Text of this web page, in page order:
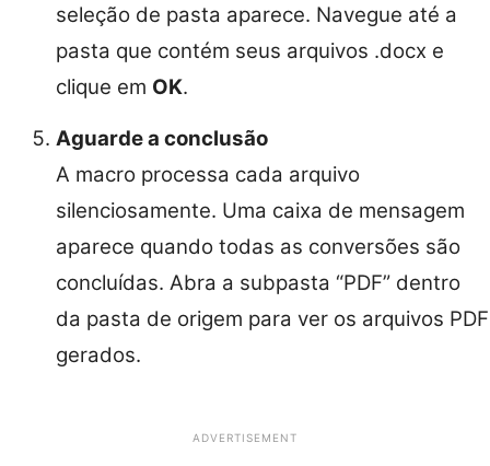
seleção de pasta aparece. Navegue até a
pasta que contém seus arquivos .docx e
clique em OK.
Aguarde a conclusão
A macro processa cada arquivo
silenciosamente. Uma caixa de mensagem
aparece quando todas as conversões são
concluídas. Abra a subpasta “PDF” dentro
da pasta de origem para ver os arquivos PDF
gerados.
ADVERTISEMENT